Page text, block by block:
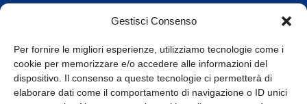
Gestisci Consenso
Per fornire le migliori esperienze, utilizziamo tecnologie come i
cookie per memorizzare e/o accedere alle informazioni del
dispositivo. Il consenso a queste tecnologie ci permetterà di
elaborare dati come il comportamento di navigazione o ID unici
Orari di apertura
8.30-13.00 / 14.00-17.30
Whistleblowing